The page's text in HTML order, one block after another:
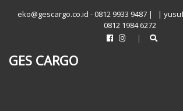
eko@gescargo.co.id - 0812 9933 9487 |
|
0812 1984 6272
GES CARGO